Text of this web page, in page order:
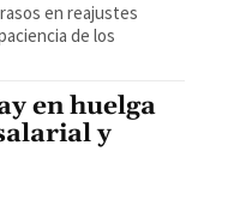
en reajustes
de los
en huelga
y